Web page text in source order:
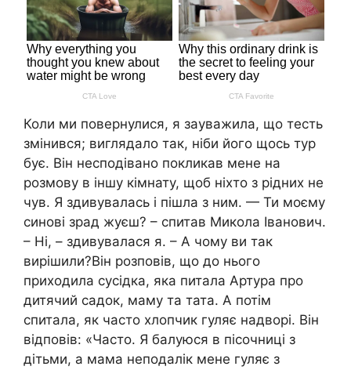
Коли ми повернулися, я зауважила, що тесть
змінився; виглядало так, ніби його щось тур
бує. Він несподівано покликав мене на
розмову в іншу кімнату, щоб ніхто з рідних не
чув. Я здивувалась і пішла з ним. — Ти моєму
синові зрад жуєш? – спитав Микола Іванович.
– Ні, – здивувалася я. – А чому ви так
вирішили?Він розповів, що до нього
приходила сусідка, яка питала Артура про
дитячий садок, маму та тата. А потім
спитала, як часто хлопчик гуляє надворі. Він
відповів: «Часто. Я балуюся в пісочниці з
дітьми, а мама неподалік мене гуляє з